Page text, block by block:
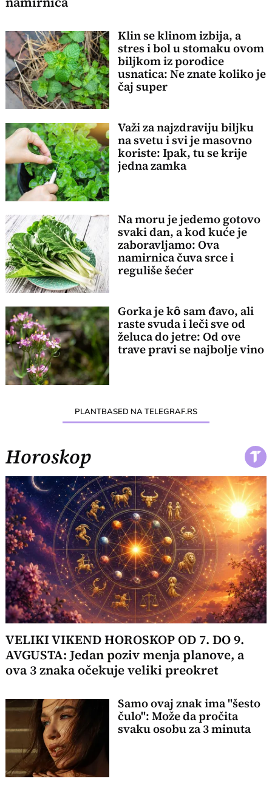
Klin se klinom izbija, a
stres i bol u stomaku ovom
biljkom iz porodice
usnatica: Ne znate koliko je
čaj super
Važi za najzdraviju biljku
na svetu i svi je masovno
koriste: Ipak, tu se krije
jedna zamka
Na moru je jedemo gotovo
svaki dan, a kod kuće je
zaboravljamo: Ova
namirnica čuva srce i
reguliše šećer
Gorka je kȏ sam đavo, ali
raste svuda i leči sve od
želuca do jetre: Od ove
trave pravi se najbolje vino
PLANTBASED NA TELEGRAF.RS
Horoskop
VELIKI VIKEND HOROSKOP OD 7. DO 9.
AVGUSTA: Jedan poziv menja planove, a
ova 3 znaka očekuje veliki preokret
Samo ovaj znak ima "šesto
čulo": Može da pročita
svaku osobu za 3 minuta